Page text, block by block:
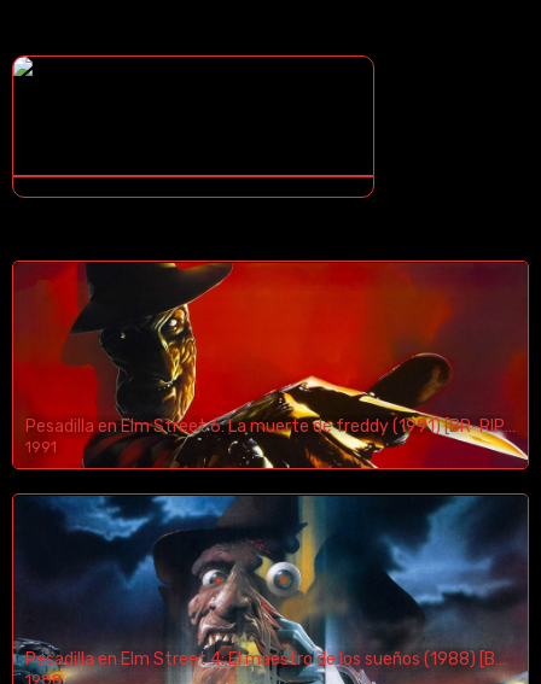
Pesadilla en Elm Street 6: La muerte de freddy (1991) [BR-RIP] [HD-1080p]
1991
Pesadilla en Elm Street 4: El maestro de los sueños (1988) [BR-RIP] [HD-1080p]
1988